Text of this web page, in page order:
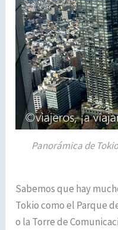
Panorámica de
Sabemos que hay
Tokio como el Parque
o la Torre de